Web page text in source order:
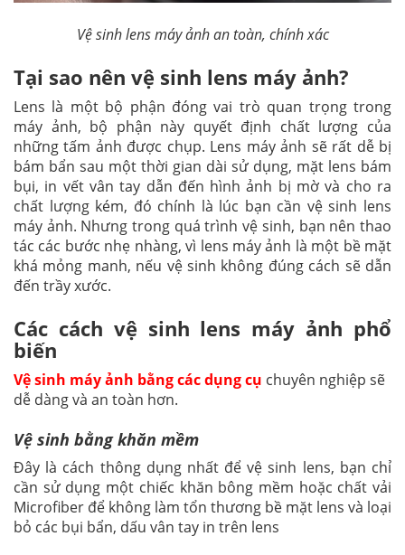
Vệ sinh lens máy ảnh an toàn, chính xác
Tại sao nên vệ sinh lens máy ảnh?
Lens là một bộ phận đóng vai trò quan trọng trong
máy ảnh, bộ phận này quyết định chất lượng của
những tấm ảnh được chụp. Lens máy ảnh sẽ rất dễ bị
bám bẩn sau một thời gian dài sử dụng, mặt lens bám
bụi, in vết vân tay dẫn đến hình ảnh bị mờ và cho ra
chất lượng kém, đó chính là lúc bạn cần vệ sinh lens
máy ảnh. Nhưng trong quá trình vệ sinh, bạn nên thao
tác các bước nhẹ nhàng, vì lens máy ảnh là một bề mặt
khá mỏng manh, nếu vệ sinh không đúng cách sẽ dẫn
đến trầy xước.
Các cách vệ sinh lens máy ảnh phổ
biến
Vệ sinh máy ảnh bằng các dụng cụ chuyên nghiệp sẽ
dễ dàng và an toàn hơn.
Vệ sinh bằng khăn mềm
Đây là cách thông dụng nhất để vệ sinh lens, bạn chỉ
cần sử dụng một chiếc khăn bông mềm hoặc chất vải
Microfiber để không làm tổn thương bề mặt lens và loại
bỏ các bụi bẩn, dấu vân tay in trên lens